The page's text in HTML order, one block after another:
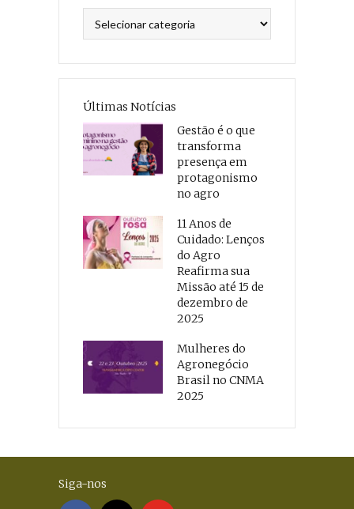
Últimas Notícias
Gestão é o que
transforma
presença em
protagonismo
no agro
11 Anos de
Cuidado: Lenços
do Agro
Reafirma sua
Missão até 15 de
dezembro de
2025
Mulheres do
Agronegócio
Brasil no CNMA
2025
Siga-nos